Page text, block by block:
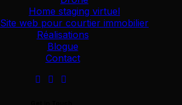
Home staging virtuel
Site web pour courtier immobilier
Réalisations
Blogue
Contact